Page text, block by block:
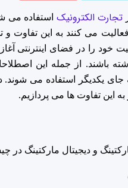
تجارت الکترونیک استفاده می
می کنند به این تفاوت و
خود را در فضای اینترنتی
باشند. از جمله این
یکدیگر استفاده می شوند.
به این تفاوت ها می پردازیم.